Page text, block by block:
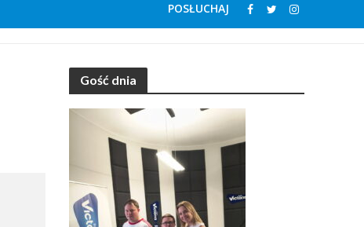
POSŁUCHAJ
Gość dnia